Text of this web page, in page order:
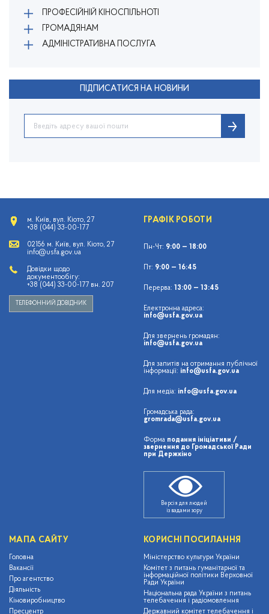
ПРОФЕСІЙНІЙ КІНОСПІЛЬНОТІ
ГРОМАДЯНАМ
АДМІНІСТРАТИВНА ПОСЛУГА
ПІДПИСАТИСЯ НА НОВИНИ
м. Київ, вул. Кіото, 27
+38 (044) 33-00-177
02156 м. Київ, вул. Кіото, 27
info@usfa.gov.ua
Довідки щодо
документообігу:
+38 (044) 33-00-177 вн. 207
ТЕЛЕФОННИЙ ДОВІДНИК
ГРАФІК РОБОТИ
Пн-Чт: 9:00 — 18:00
Пт: 9:00 — 16:45
Перерва: 13:00 — 13:45
Електронна адреса:
info@usfa.gov.ua
Для звернень громадян:
info@usfa.gov.ua
Для запитів на отримання публічної
інформації: info@usfa.gov.ua
Для медіа: info@usfa.gov.ua
Громадська рада:
gromrada@usfa.gov.ua
Форма подання ініціативи /
звернення до Громадської Ради
при Держкіно
Версія для людей
із вадами зору
МАПА САЙТУ
Головна
Вакансії
Про агентство
Діяльність
Кіновиробництво
Пресцентр
КОРИСНІ ПОСИЛАННЯ
Міністерство культури України
Комітет з питань гуманітарної та
інформаційної політики Верховної
Ради України
Національна рада України з питань
телебачення і радіомовлення
Державний комітет телебачення і